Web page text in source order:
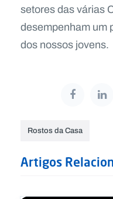
setores das várias
desempenham um
dos nossos jovens.
Rostos da Casa
Artigos